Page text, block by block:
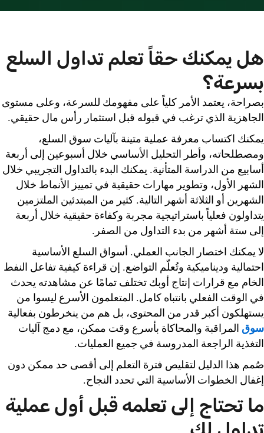
هل يمكنك حقاً تعلم تداول السلع
بسرعة؟
بصراحة، يعتمد الأمر كلياً على مفهومك للسرعة، وعلى مستوى
الجاهزية الذي ترغب في قبوله قبل استثمار رأس مال حقيقي.
يمكنك اكتساب معرفة عملية متينة بآليات سوق السلع،
ومصطلحاته، وأطر التحليل الأساسي خلال أسبوعين إلى أربعة
أسابيع من الدراسة المتأنية. يمكنك البدء بالتداول التجريبي خلال
الشهر الأول، وتطوير مهارات حقيقية في تمييز الأنماط خلال
الشهرين أو الثلاثة أشهر التالية. كثير من المبتدئين الملتزمين
يتداولون فعلياً باستراتيجية مجربة وكفاءة حقيقية خلال أربعة
إلى ستة أشهر من بدء التداول من الصفر.
لا يمكنك اختصار الجانب العملي. أسواق السلع الأساسية
احتمالية وديناميكية وتُعلّم التواضع. إن قراءة كيفية تفاعل النفط
الخام مع قرارات إنتاج أوبك تختلف تمامًا عن مشاهدته يحدث
في الوقت الفعلي بانتباه كامل. المتعلمون الأسرع ليسوا من
يستهلكون أكبر قدر من المحتوى، بل هم من ينخرطون بفعالية
سوق المراقبة والمحاكاة بأسرع وقت ممكن، مع دمج آليات
التغذية الراجعة المدروسة في جميع العمليات.
صُمم هذا الدليل لتقليص فترة التعلم إلى أقصى حد ممكن دون
إغفال الخطوات الأساسية التي تحدد النجاح.
ما تحتاج إلى تعلمه قبل أول عملية